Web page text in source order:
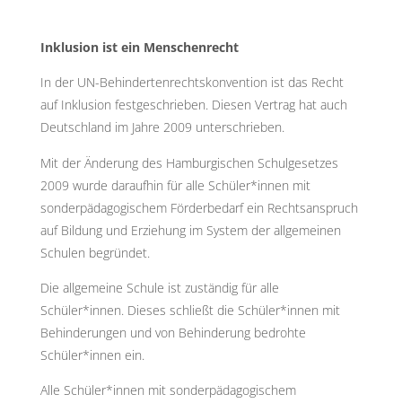
Inklusion ist ein Menschenrecht
In der UN-Behindertenrechtskonvention ist das Recht
auf Inklusion festgeschrieben. Diesen Vertrag hat auch
Deutschland im Jahre 2009 unterschrieben.
Mit der Änderung des Hamburgischen Schulgesetzes
2009 wurde daraufhin für alle Schüler*innen mit
sonderpädagogischem Förderbedarf ein Rechtsanspruch
auf Bildung und Erziehung im System der allgemeinen
Schulen begründet.
Die allgemeine Schule ist zuständig für alle
Schüler*innen. Dieses schließt die Schüler*innen mit
Behinderungen und von Behinderung bedrohte
Schüler*innen ein.
Alle Schüler*innen mit sonderpädagogischem